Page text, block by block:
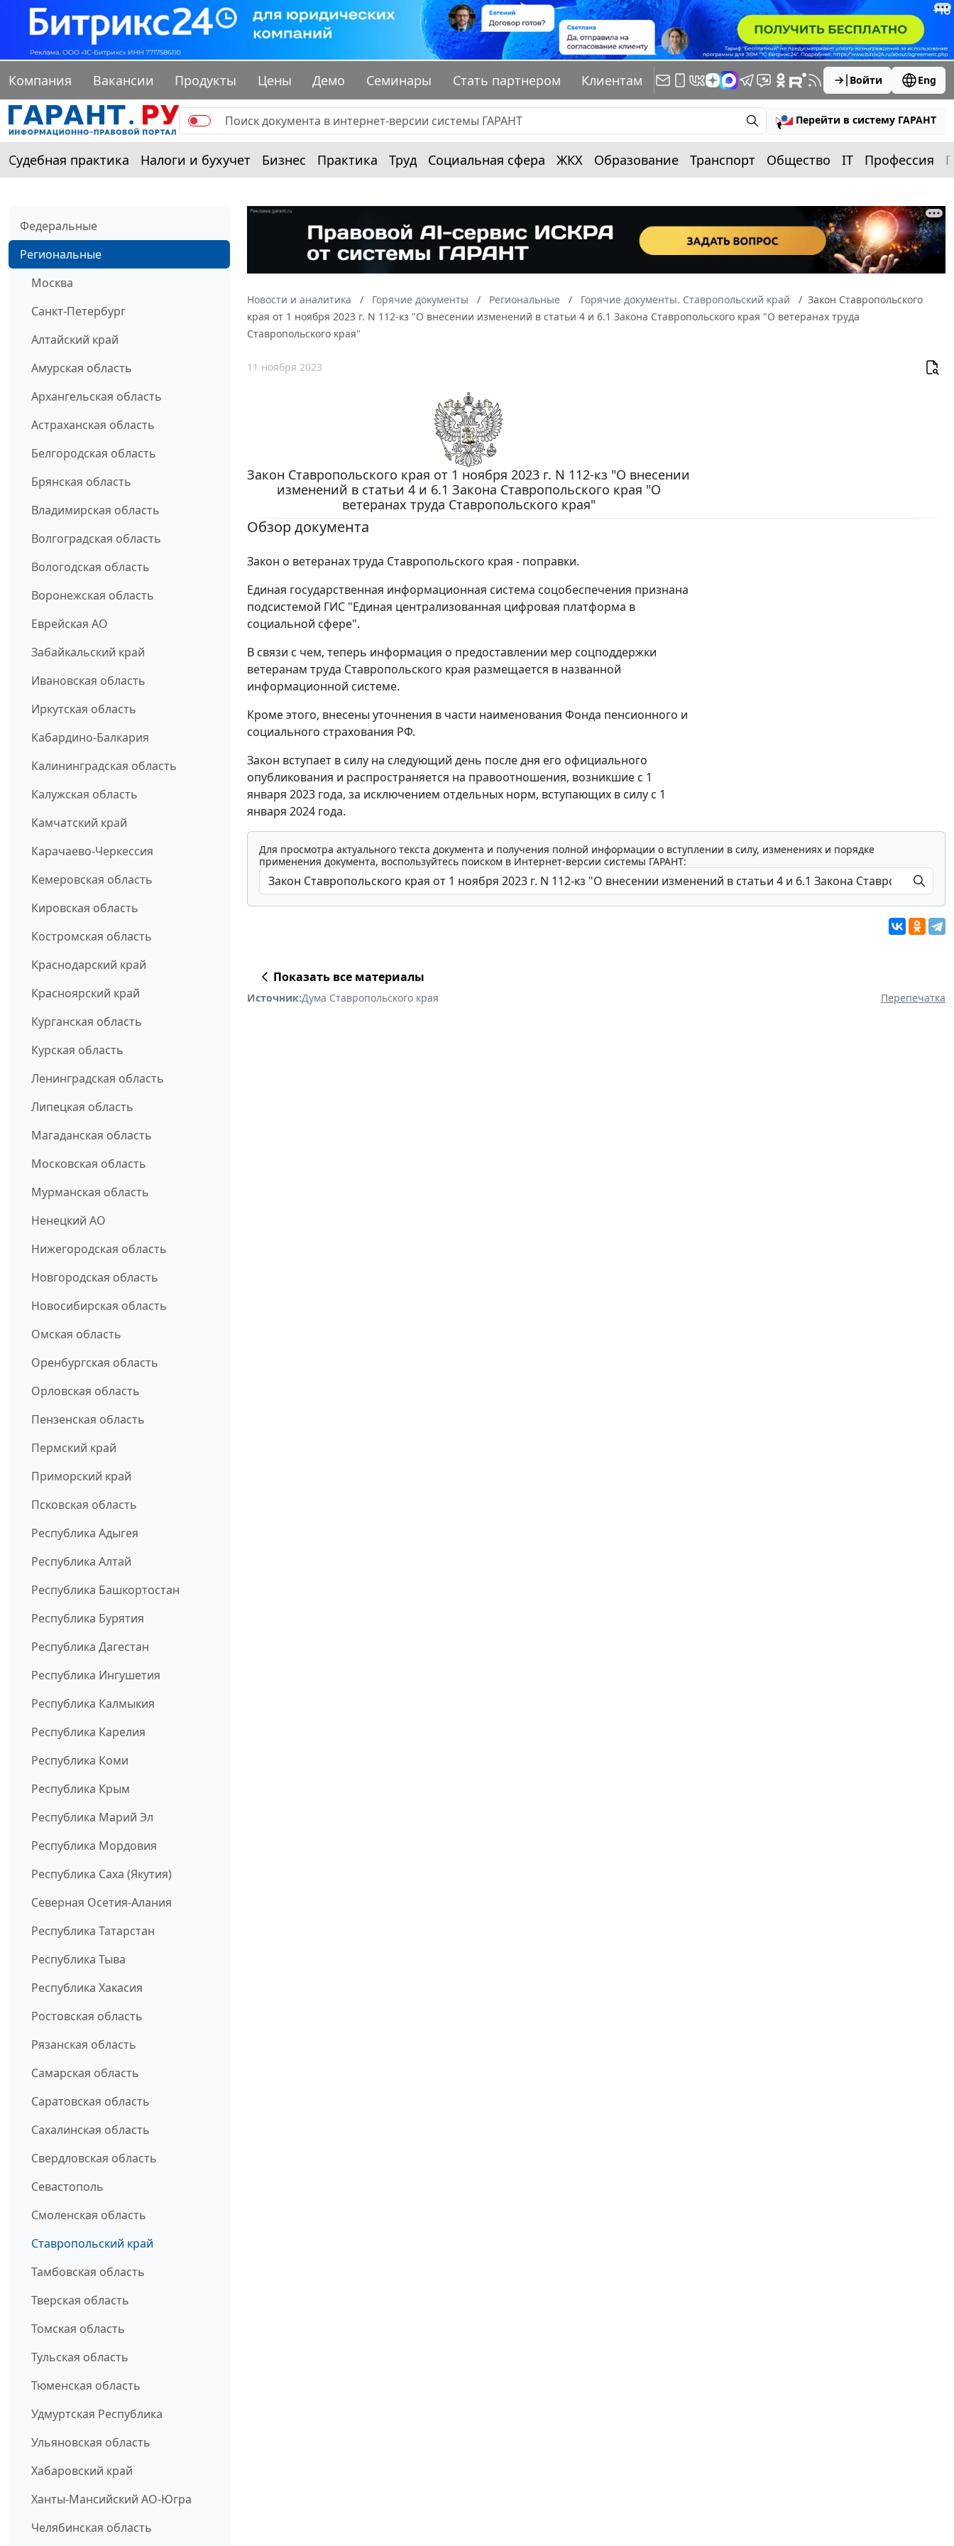
Компания Вакансии Продукты Цены Демо Семинары Стать партнером Клиентам Войти Eng
Перейти в систему ГАРАНТ
Судебная практика Налоги и бухучет Бизнес Практика Труд Социальная сфера ЖКХ Образование Транспорт Общество IT Профессия
Федеральные
Региональные
Москва
Санкт-Петербург
Алтайский край
Амурская область
Архангельская область
Астраханская область
Белгородская область
Брянская область
Владимирская область
Волгоградская область
Вологодская область
Воронежская область
Еврейская АО
Забайкальский край
Ивановская область
Иркутская область
Кабардино-Балкария
Калининградская область
Калужская область
Камчатский край
Карачаево-Черкессия
Кемеровская область
Кировская область
Костромская область
Краснодарский край
Красноярский край
Курганская область
Курская область
Ленинградская область
Липецкая область
Магаданская область
Московская область
Мурманская область
Ненецкий АО
Нижегородская область
Новгородская область
Новосибирская область
Омская область
Оренбургская область
Орловская область
Пензенская область
Пермский край
Приморский край
Псковская область
Республика Адыгея
Республика Алтай
Республика Башкортостан
Республика Бурятия
Республика Дагестан
Республика Ингушетия
Республика Калмыкия
Республика Карелия
Республика Коми
Республика Крым
Республика Марий Эл
Республика Мордовия
Республика Саха (Якутия)
Северная Осетия-Алания
Республика Татарстан
Республика Тыва
Республика Хакасия
Ростовская область
Рязанская область
Самарская область
Саратовская область
Сахалинская область
Свердловская область
Севастополь
Смоленская область
Ставропольский край
Тамбовская область
Тверская область
Томская область
Тульская область
Тюменская область
Удмуртская Республика
Ульяновская область
Хабаровский край
Ханты-Мансийский АО-Югра
Челябинская область
Новости и аналитика Горячие документы Региональные Горячие документы. Ставропольский край
Закон Ставропольского
края от 1 ноября 2023 г. N 112-кз "О внесении изменений в статьи 4 и 6.1 Закона Ставропольского края "О ветеранах труда
Ставропольского края"
11 ноября 2023
Закон Ставропольского края от 1 ноября 2023 г. N 112-кз "О внесении
изменений в статьи 4 и 6.1 Закона Ставропольского края "О
ветеранах труда Ставропольского края"
Обзор документа
Закон о ветеранах труда Ставропольского края - поправки.
Единая государственная информационная система соцобеспечения признана
подсистемой ГИС "Единая централизованная цифровая платформа в
социальной сфере".
В связи с чем, теперь информация о предоставлении мер соцподдержки
ветеранам труда Ставропольского края размещается в названной
информационной системе.
Кроме этого, внесены уточнения в части наименования Фонда пенсионного и
социального страхования РФ.
Закон вступает в силу на следующий день после дня его официального
опубликования и распространяется на правоотношения, возникшие с 1
января 2023 года, за исключением отдельных норм, вступающих в силу с 1
января 2024 года.
Для просмотра актуального текста документа и получения полной информации о вступлении в силу, изменениях и порядке
применения документа, воспользуйтесь поиском в Интернет-версии системы ГАРАНТ:
Показать все материалы
Источник:Дума Ставропольского края Перепечатка